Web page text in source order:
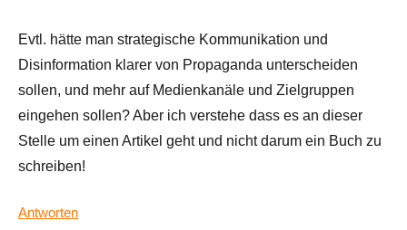
Evtl. hätte man strategische Kommunikation und
Disinformation klarer von Propaganda unterscheiden
sollen, und mehr auf Medienkanäle und Zielgruppen
eingehen sollen? Aber ich verstehe dass es an dieser
Stelle um einen Artikel geht und nicht darum ein Buch zu
schreiben!
Antworten